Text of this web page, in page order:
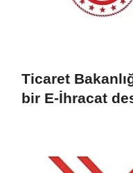
Ticaret
bir E-İhracat